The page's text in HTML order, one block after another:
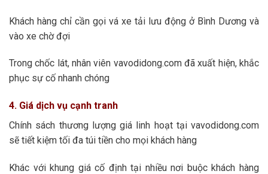
Khách hàng chỉ cần gọi vá xe tải lưu động ở Bình Dương và
vào xe chờ đợi
Trong chốc lát, nhân viên vavodidong.com đã xuất hiện, khắc
phục sự cố nhanh chóng
4. Giá dịch vụ cạnh tranh
Chính sách thương lượng giá linh hoạt tại vavodidong.com
sẽ tiết kiệm tối đa túi tiền cho mọi khách hàng
Khác với khung giá cố định tại nhiều nơi buộc khách hàng